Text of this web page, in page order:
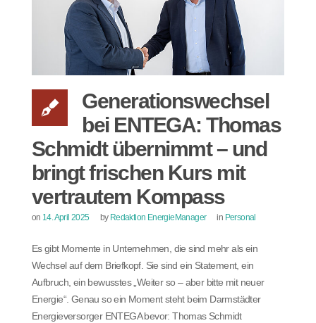
Generationswechsel
bei ENTEGA: Thomas
Schmidt übernimmt – und
bringt frischen Kurs mit
vertrautem Kompass
on 14. April 2025 by Redaktion EnergieManager in Personal
Es gibt Momente in Unternehmen, die sind mehr als ein
Wechsel auf dem Briefkopf. Sie sind ein Statement, ein
Aufbruch, ein bewusstes „Weiter so – aber bitte mit neuer
Energie“. Genau so ein Moment steht beim Darmstädter
Energieversorger ENTEGA bevor: Thomas Schmidt